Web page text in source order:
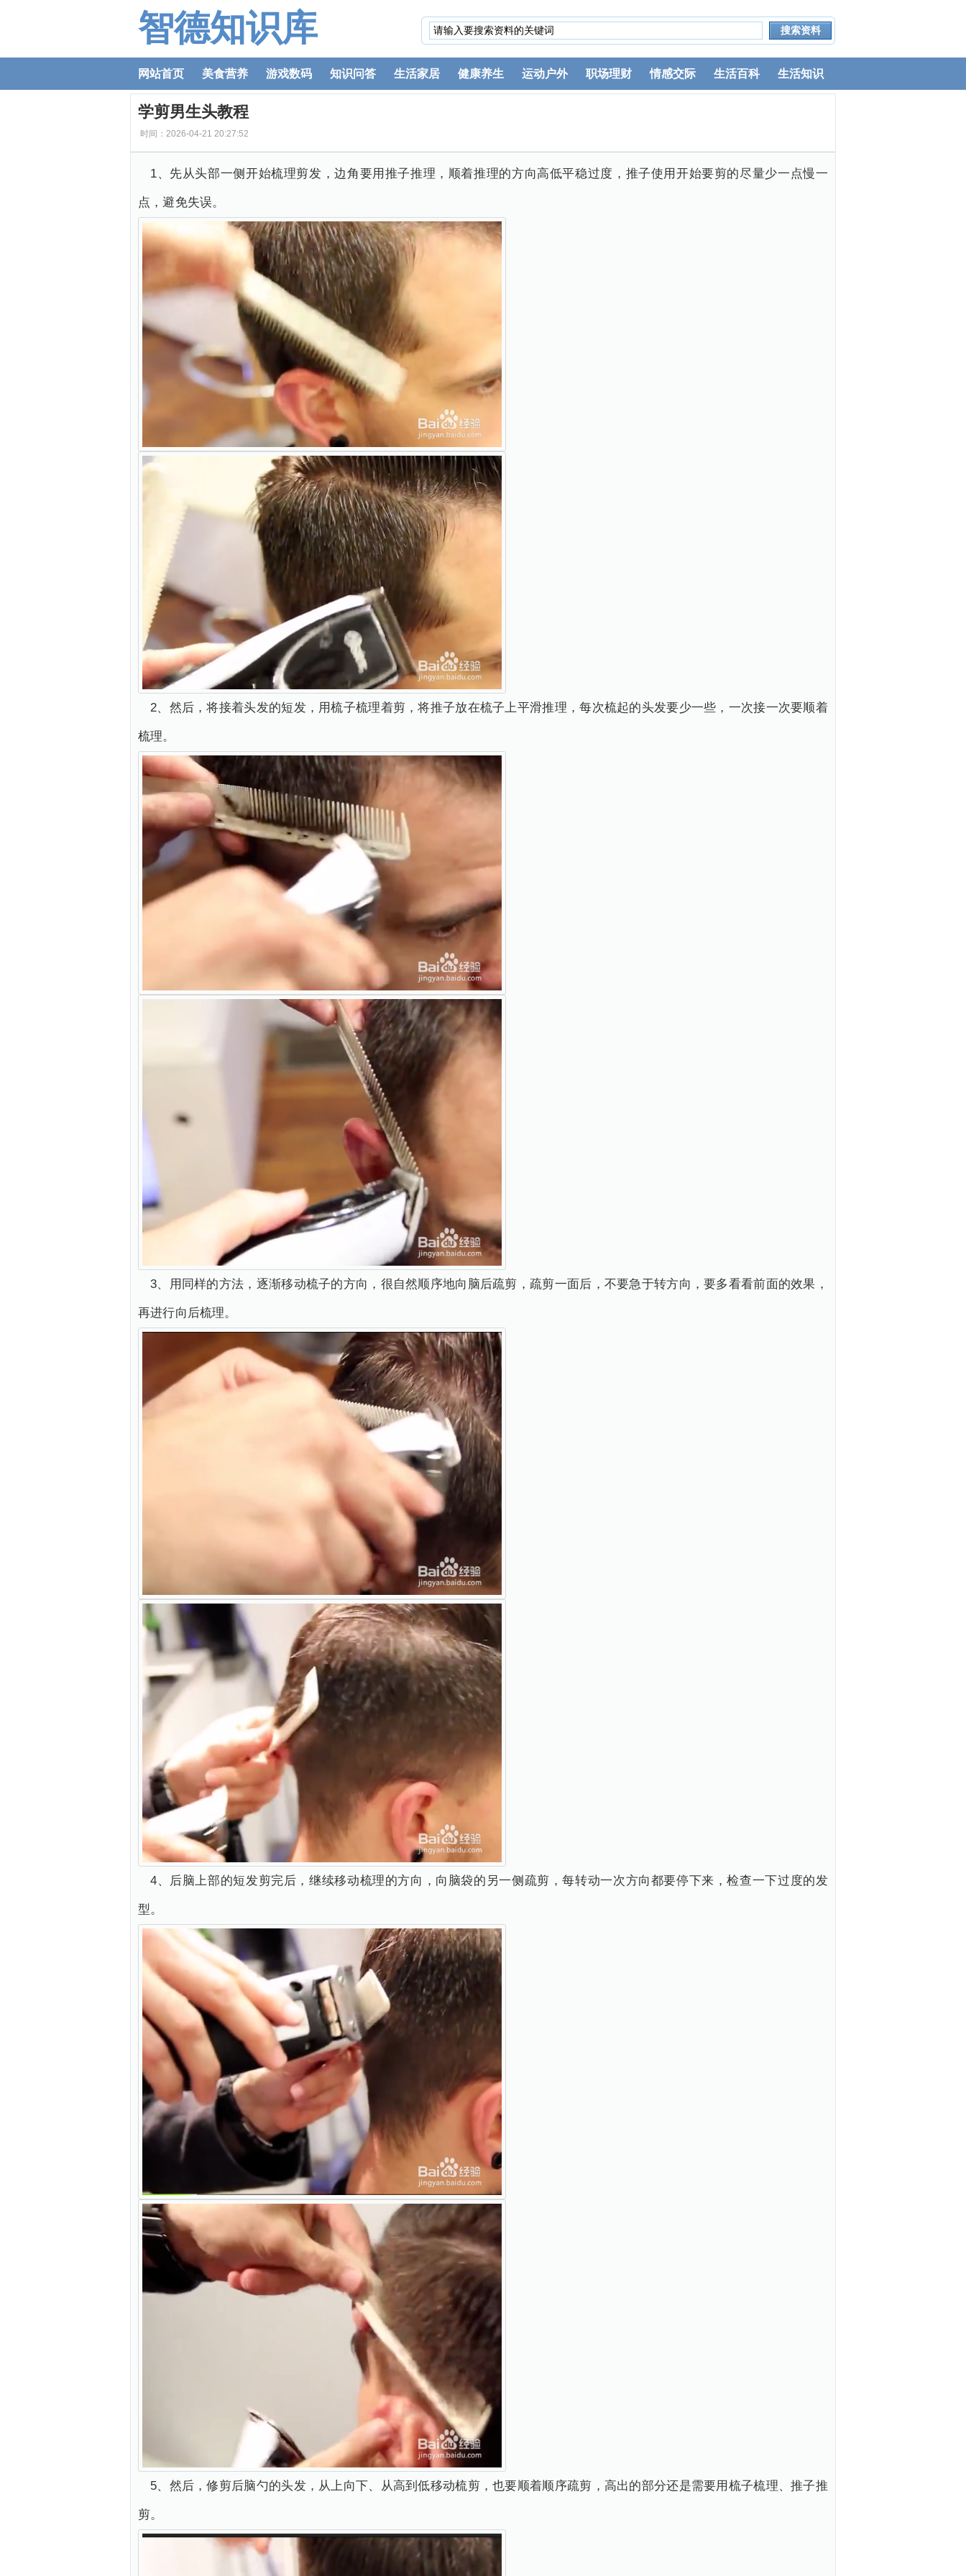
智德知识库
网站首页 美食营养 游戏数码 知识问答 生活家居 健康养生 运动户外 职场理财 情感交际 生活百科 生活知识
学剪男生头教程
时间：2026-04-21 20:27:52
1、先从头部一侧开始梳理剪发，边角要用推子推理，顺着推理的方向高低平稳过度，推子使用开始要剪的尽量少一点慢一
点，避免失误。
2、然后，将接着头发的短发，用梳子梳理着剪，将推子放在梳子上平滑推理，每次梳起的头发要少一些，一次接一次要顺着
梳理。
3、用同样的方法，逐渐移动梳子的方向，很自然顺序地向脑后疏剪，疏剪一面后，不要急于转方向，要多看看前面的效果，
再进行向后梳理。
4、后脑上部的短发剪完后，继续移动梳理的方向，向脑袋的另一侧疏剪，每转动一次方向都要停下来，检查一下过度的发
型。
5、然后，修剪后脑勺的头发，从上向下、从高到低移动梳剪，也要顺着顺序疏剪，高出的部分还是需要用梳子梳理、推子推
剪。